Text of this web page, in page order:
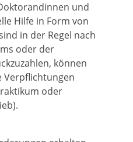
und
Hilfe in Form von
in der Regel nach
oder der
können
Verpflichtungen
oder